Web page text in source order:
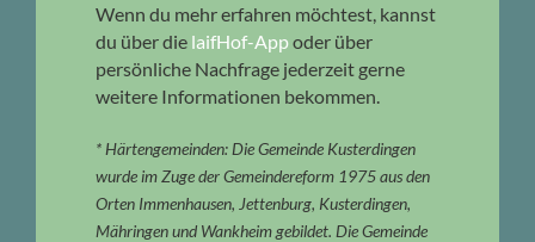
Wenn du mehr erfahren möchtest, kannst
du über die laifHof-Appoder über
persönliche Nachfrage jederzeit gerne
weitere Informationen bekommen.
* Härtengemeinden: Die Gemeinde Kusterdingen
wurde im Zuge der Gemeindereform 1975 aus den
Orten Immenhausen, Jettenburg, Kusterdingen,
Mähringen und Wankheim gebildet. Die Gemeinde